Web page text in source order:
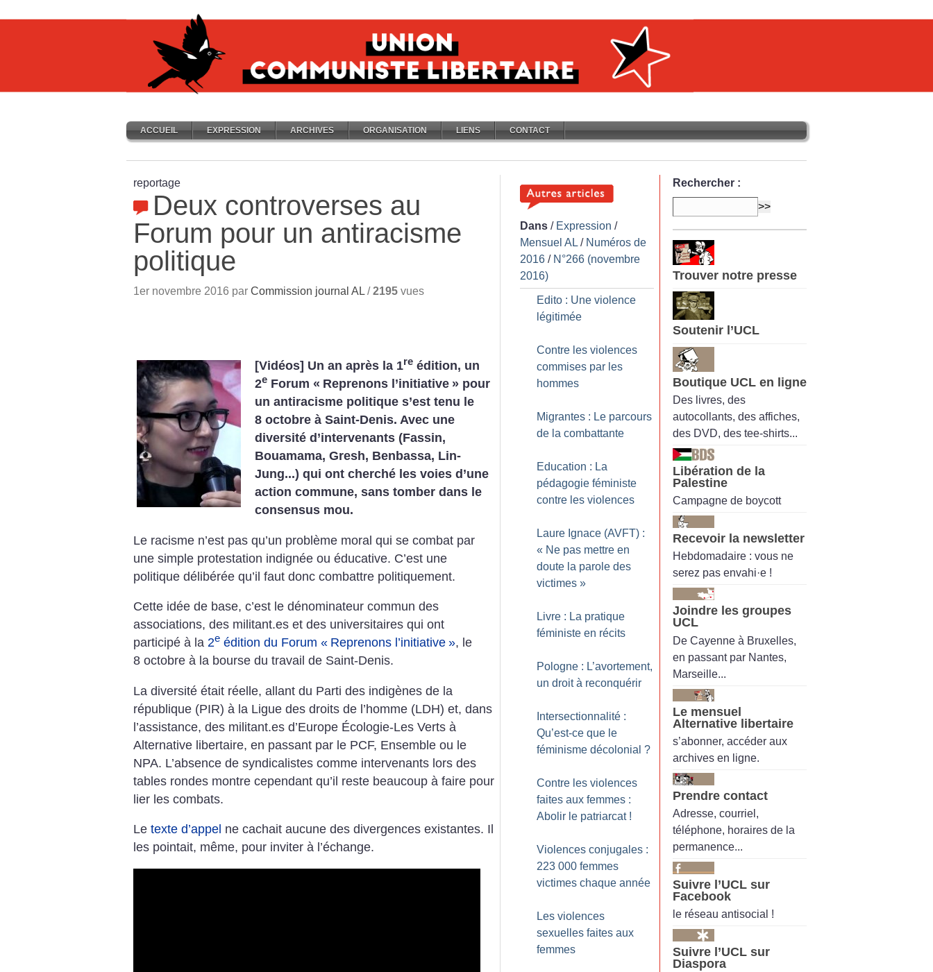
ACCUEIL EXPRESSION ARCHIVES ORGANISATION LIENS CONTACT
reportage
Deux controverses au
Forum pour un antiracisme
politique
1er novembre 2016 par Commission journal AL /2195 vues
[Vidéos] Un an après la 1re édition, un
2e Forum « Reprenons l’initiative » pour
un antiracisme politique s’est tenu le
8 octobre à Saint-Denis. Avec une
diversité d’intervenants (Fassin,
Bouamama, Gresh, Benbassa, Lin-
Jung...) qui ont cherché les voies d’une
action commune, sans tomber dans le
consensus mou.
Le racisme n’est pas qu’un problème moral qui se combat par
une simple protestation indignée ou éducative. C’est une
politique délibérée qu’il faut donc combattre politiquement.
Cette idée de base, c’est le dénominateur commun des
associations, des militant.es et des universitaires qui ont
participé à la 2e édition du Forum « Reprenons l’initiative », le
8 octobre à la bourse du travail de Saint-Denis.
La diversité était réelle, allant du Parti des indigènes de la
république (PIR) à la Ligue des droits de l’homme (LDH) et, dans
l’assistance, des militant.es d’Europe Écologie-Les Verts à
Alternative libertaire, en passant par le PCF, Ensemble ou le
NPA. L’absence de syndicalistes comme intervenants lors des
tables rondes montre cependant qu’il reste beaucoup à faire pour
lier les combats.
Le texte d’appel ne cachait aucune des divergences existantes. Il
les pointait, même, pour inviter à l’échange.
Dans / Expression /
Mensuel AL / Numéros de
2016 / N°266 (novembre
2016)
Edito : Une violence
légitimée
Contre les violences
commises par les
hommes
Migrantes : Le parcours
de la combattante
Education : La
pédagogie féministe
contre les violences
Laure Ignace (AVFT) :
« Ne pas mettre en
doute la parole des
victimes »
Livre : La pratique
féministe en récits
Pologne : L’avortement,
un droit à reconquérir
Intersectionnalité :
Qu’est-ce que le
féminisme décolonial ?
Contre les violences
faites aux femmes :
Abolir le patriarcat !
Violences conjugales :
223 000 femmes
victimes chaque année
Les violences
sexuelles faites aux
femmes
Rechercher :
Trouver notre presse
Soutenir l’UCL
Boutique UCL en ligne
Des livres, des
autocollants, des affiches,
des DVD, des tee-shirts...
Libération de la
Palestine
Campagne de boycott
Recevoir la newsletter
Hebdomadaire : vous ne
serez pas envahi·e !
Joindre les groupes
UCL
De Cayenne à Bruxelles,
en passant par Nantes,
Marseille...
Le mensuel
Alternative libertaire
s’abonner, accéder aux
archives en ligne.
Prendre contact
Adresse, courriel,
téléphone, horaires de la
permanence...
Suivre l’UCL sur
Facebook
le réseau antisocial !
Suivre l’UCL sur
Diaspora